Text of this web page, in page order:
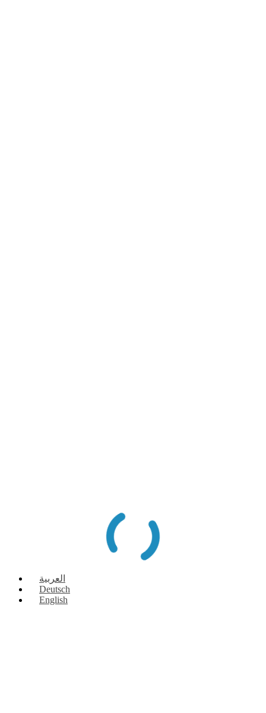
العربية
Deutsch
English